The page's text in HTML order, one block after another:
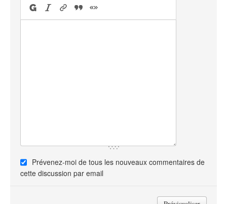
Prévenez-moi de tous les nouveaux commentaires de
cette discussion par email